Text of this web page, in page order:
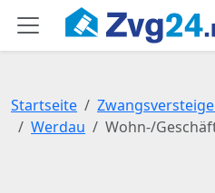
Startseite
Werdau
Wohn-/